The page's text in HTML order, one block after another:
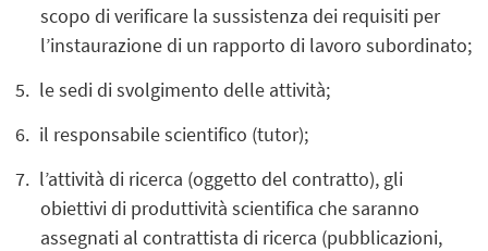
scopo di verificare la sussistenza dei requisiti per
l’instaurazione di un rapporto di lavoro subordinato;
le sedi di svolgimento delle attività;
il responsabile scientifico (tutor);
l’attività di ricerca (oggetto del contratto), gli
obiettivi di produttività scientifica che saranno
assegnati al contrattista di ricerca (pubblicazioni,